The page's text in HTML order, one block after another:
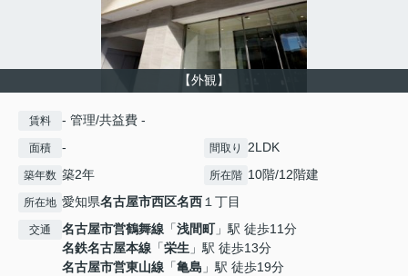
【外観】
賃料 - 管理/共益費 -
面積 - 間取り 2LDK
築年数 築2年 所在階 10階/12階建
所在地 愛知県名古屋市西区名西１丁目
交通 名古屋市営鶴舞線 「浅間町」駅 徒歩11分
名鉄名古屋本線 「栄生 」駅 徒歩13分
名古屋市営東山線 「亀島 」駅 徒歩19分